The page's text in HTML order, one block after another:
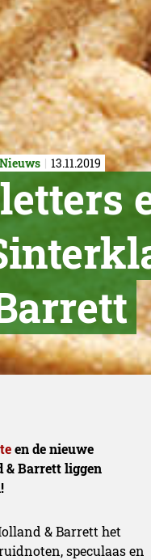
Nieuws 13.11.2019
en de nieuwe
& Barrett liggen
& Barrett het
speculaas en